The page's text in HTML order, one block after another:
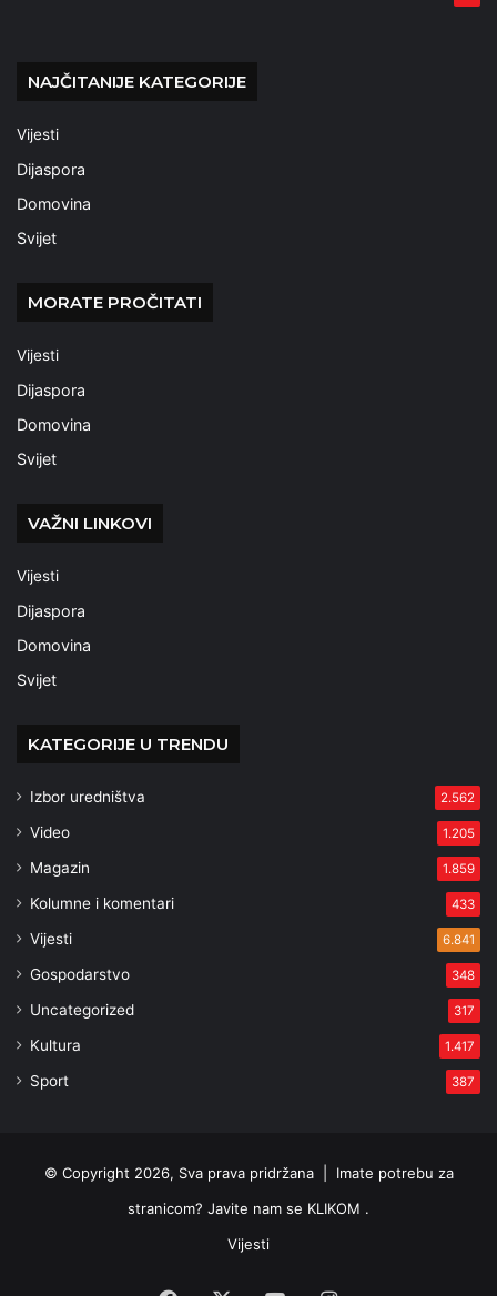
NAJČITANIJE KATEGORIJE
Vijesti
Dijaspora
Domovina
Svijet
MORATE PROČITATI
Vijesti
Dijaspora
Domovina
Svijet
VAŽNI LINKOVI
Vijesti
Dijaspora
Domovina
Svijet
KATEGORIJE U TRENDU
Izbor uredništva 2.562
Video 1.205
Magazin 1.859
Kolumne i komentari 433
Vijesti 6.841
Gospodarstvo 348
Uncategorized 317
Kultura 1.417
Sport 387
© Copyright 2026, Sva prava pridržana | Imate potrebu za
stranicom? Javite nam se KLIKOM .
Vijesti